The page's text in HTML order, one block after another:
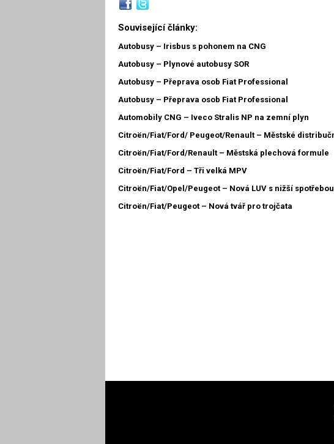
Související články:
Autobusy – Irisbus s pohonem na CNG
Autobusy – Plynové autobusy SOR
Autobusy – Přeprava osob Fiat Professional
Autobusy – Přeprava osob Fiat Professional
Automobily CNG – Iveco Stralis NP na zemní plyn
Citroën/Fiat/Ford/ Peugeot/Renault – Městské
Citroën/Fiat/Ford/Renault – Městská plechová formule
Citroën/Fiat/Ford – Tři velká MPV
Citroën/Fiat/Opel/Peugeot – Nová LUV s nižší spotřebou
Citroën/Fiat/Peugeot – Nová tvář pro trojčata